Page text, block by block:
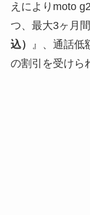
えによりmoto
つ、最大3ヶ月
込）
』、通話低
の割引を受けら